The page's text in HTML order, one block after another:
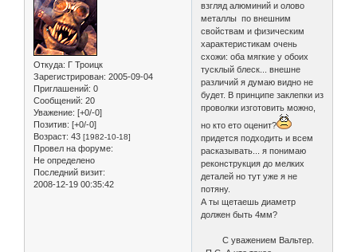
Откуда: Г Троицк
Зарегистрирован: 2005-09-04
Приглашений: 0
Сообщений: 20
Уважение: [+0/-0]
Позитив: [+0/-0]
Возраст: 43 [1982-10-18]
Провел на форуме:
Не определено
Последний визит:
2008-12-19 00:35:42
взгляд алюминий и олово
металлы по внешним
свойствам и физическим
характеристикам очень
схожи: оба мягкие у обоих
тусклый блеск... внешне
различий я думаю видно не
будет. В принципе заклепки из
проволки изготовить можно,
но кто ето оценит?
придется подходить и всем
расказывать... я понимаю
реконструкция до мелких
деталей но тут уже я не
потяну.
А ты щетаешь диаметр
должен быть 4мм?
С уважением Вальтер.